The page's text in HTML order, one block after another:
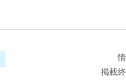
掲載